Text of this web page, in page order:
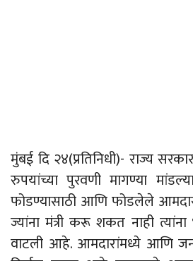
मुंबई दि २४(प्रतिनिधी)- राज्य
रुपयांच्या पुरवणी मागण्या
फोडण्यासाठी आणि फोडलेले
ज्यांना मंत्री करू शकत नाही
वाटली आहे. आमदारांमध्ये आणि